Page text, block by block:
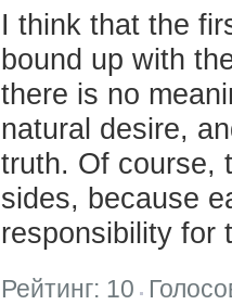
I think that the
bound up with
there is no
natural desire,
truth. Of course,
sides, because
responsibility for
Рейтинг: 10